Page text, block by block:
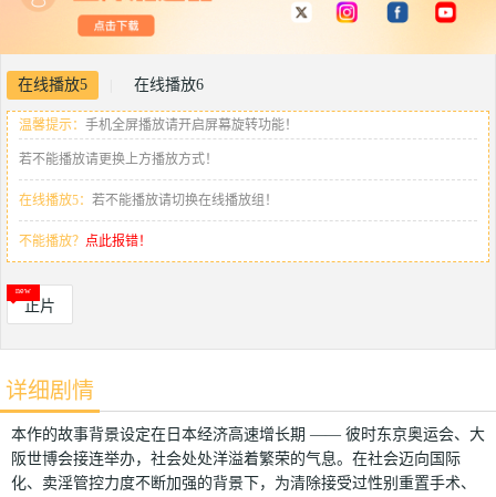
在线播放5 在线播放6
温馨提示： 手机全屏播放请开启屏幕旋转功能！
若不能播放请更换上方播放方式！
在线播放5： 若不能播放请切换在线播放组！
不能播放？ 点此报错！
正片
详细剧情
本作的故事背景设定在日本经济高速增长期 —— 彼时东京奥运会、大
阪世博会接连举办，社会处处洋溢着繁荣的气息。在社会迈向国际
化、卖淫管控力度不断加强的背景下，为清除接受过性别重置手术、